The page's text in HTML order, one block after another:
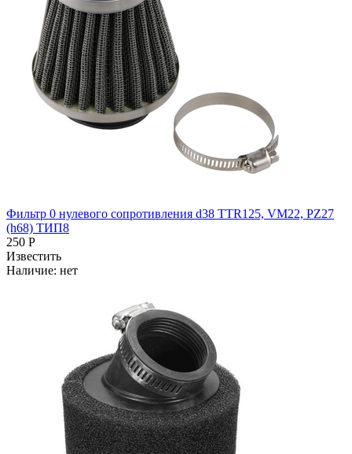
Фильтр 0 нулевого сопротивления d38 TTR125, VM22, PZ27
(h68) ТИП8
250 Р
Известить
Наличие: нет